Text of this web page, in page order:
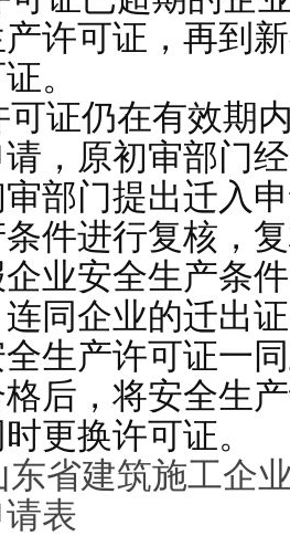
许可证，再到
。
证仍在有效期
，原初审部门
部门提出迁入
件进行复核，
业安全生产条
同企业的迁出
生产许可证一
后，将安全生
更换许可证。
东省建筑施工企
表